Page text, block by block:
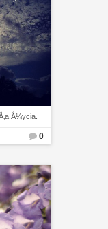
Å¼ycia.
0